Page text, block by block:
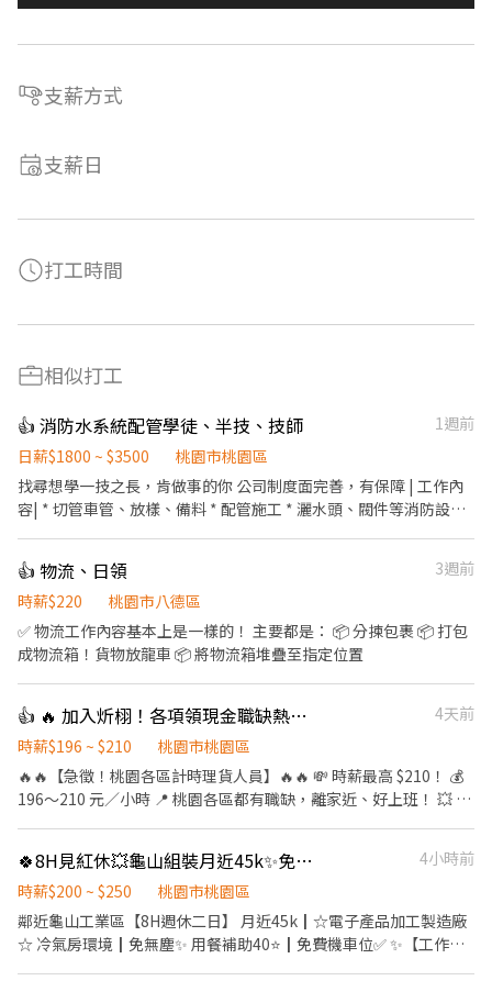
支薪方式
支薪日
打工時間
相似打工
👍 消防水系統配管學徒、半技、技師
1週前
日薪$1800 ~ $3500
桃園市桃園區
找尋想學一技之長，肯做事的你 公司制度面完善，有保障 | 工作內
容| * 切管車管、放樣、備料 * 配管施工 * 灑水頭、閥件等消防設備
經驗可 有經驗者優先、能獨立作業者加分 * 配合工地作業與安全規
範 |福利| * 勞健保、三節禮金、團保、年終獎金、生日禮金、工作
獎金、涼水 * 團隊氣氛好 |工作地點| 桃園地區為主，公司有公務車
有興趣請私訊或電話詳談 聯絡人：趙先生 0987-421-130
👍 物流、日領
3週前
時薪$220
桃園市八德區
✅ 物流工作內容基本上是一樣的！ 主要都是： 📦 分揀包裹 📦 打包
成物流箱！貨物放龍車 📦 將物流箱堆疊至指定位置
👍 🔥 加入炘栩！各項領現金職缺熱烈招募中！🔥
4天前
時薪$196 ~ $210
桃園市桃園區
🔥🔥【急徵！桃園各區計時理貨人員】🔥🔥 💸 時薪最高 $210！ 💰
196～210 元／小時 📍 桃園各區都有職缺，離家近、好上班！ 💥 想
【工作內容】 ✅ 理貨 ✅ 貨物分類 ✅ 商品整理 ✅ 出貨作業 🕒【上班
時間】 🌆 中班｜16:00 ～ 貨量結束 🌙 夜班｜00:30 ～ 貨量結束 💯
想找一份穩定又好賺的工作嗎？ 💯 不用經驗，只要肯做，就有機會
穩定安排班別！ 📲 立即加入官方賴：@XINXU 📩 私訊留下： ✔ 姓
🍀8H見紅休💥龜山組裝月近45k✨️免學經歷⚡️餐費補助40🍙機車位✅免無塵👍可周領
4小時前
時薪$200 ~ $250
桃園市桃園區
鄰近龜山工業區【8H週休二日】 月近45k┃☆電子產品加工製造廠
☆ 冷氣房環境┃免無塵✨ 用餐補助40⭐┃免費機車位✅ ✨【工作優